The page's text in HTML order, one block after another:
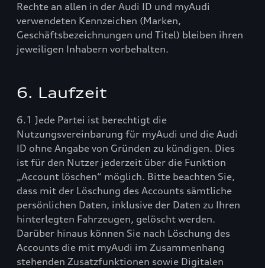
Rechte an allen in der Audi ID und myAudi
verwendeten Kennzeichen (Marken,
Geschäftsbezeichnungen und Titel) bleiben ihren
jeweiligen Inhabern vorbehalten.
6. Laufzeit
6.1 Jede Partei ist berechtigt die
Nutzungsvereinbarung für myAudi und die Audi
ID ohne Angabe von Gründen zu kündigen. Dies
ist für den Nutzer jederzeit über die Funktion
„Account löschen“ möglich. Bitte beachten Sie,
dass mit der Löschung des Accounts sämtliche
persönlichen Daten, inklusive der Daten zu Ihren
hinterlegten Fahrzeugen, gelöscht werden.
Darüber hinaus können Sie nach Löschung des
Accounts die mit myAudi im Zusammenhang
stehenden Zusatzfunktionen sowie Digitalen